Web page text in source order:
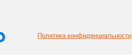
Политика конфиденциальности